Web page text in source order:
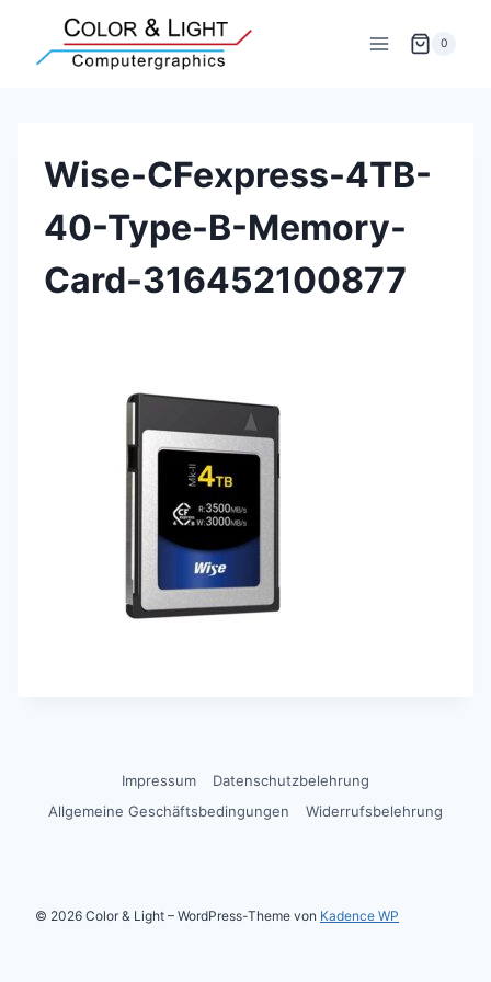
springen
0
Wise-CFexpress-4TB-
40-Type-B-Memory-
Card-316452100877
Impressum
Datenschutzbelehrung
Allgemeine Geschäftsbedingungen
Widerrufsbelehrung
© 2026 Color & Light – WordPress-Theme von Kadence WP